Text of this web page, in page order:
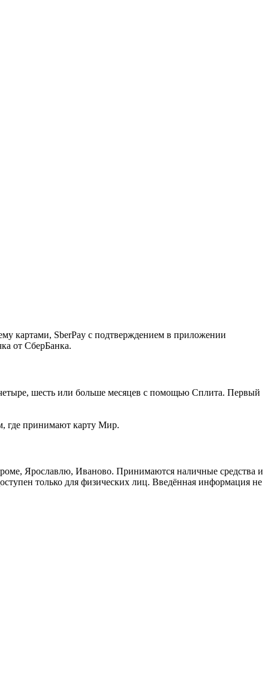
картами, SberPay с подтверждением в приложении
от СберБанка.
шесть или больше месяцев с помощью Сплита. Первый
где принимают карту Мир.
Ярославлю, Иваново. Принимаются наличные средства и
только для физических лиц. Введённая информация не